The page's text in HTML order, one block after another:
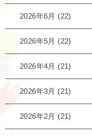
2026年6月 (22)
2026年5月 (22)
2026年4月 (21)
2026年3月 (21)
2026年2月 (21)